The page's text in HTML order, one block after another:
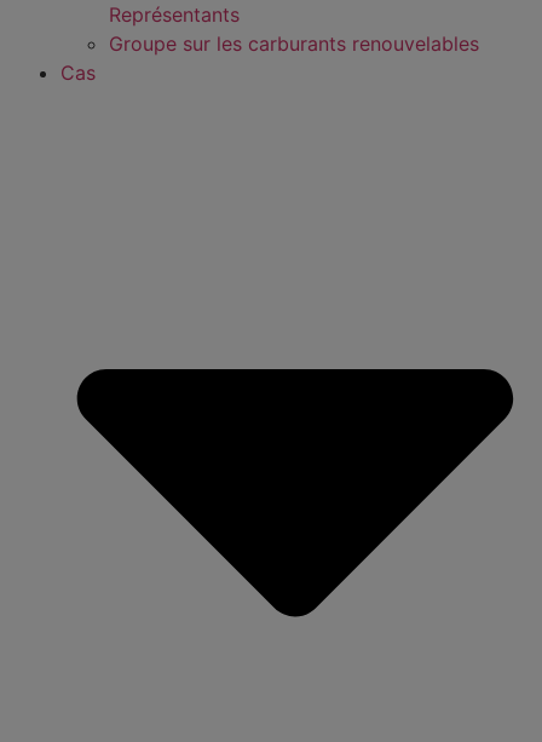
Représentants
Groupe sur les carburants renouvelables
Cas